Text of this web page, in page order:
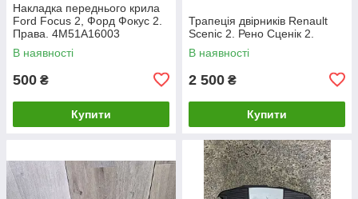
Накладка переднього крила
Ford Focus 2, Форд Фокус 2.
Права. 4M51A16003
В наявності
500 ₴
Купити
Трапеція двірників Renault
Scenic 2. Рено Сценік 2.
В наявності
2 500 ₴
Купити